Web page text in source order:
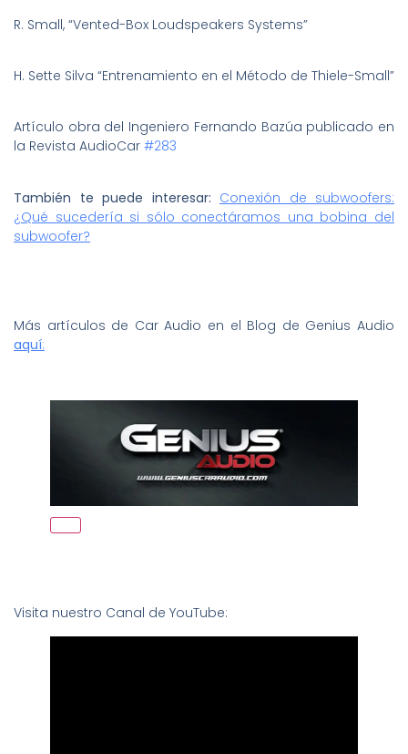
R. Small, “Vented-Box Loudspeakers Systems”
H. Sette Silva “Entrenamiento en el Método de Thiele-Small”
Artículo obra del Ingeniero Fernando Bazúa publicado en
la Revista AudioCar #283
También te puede interesar: Conexión de subwoofers:
¿Qué sucedería si sólo conectáramos una bobina del
subwoofer?
Más artículos de Car Audio en el Blog de Genius Audio
aquí:
Visita nuestro Canal de YouTube: